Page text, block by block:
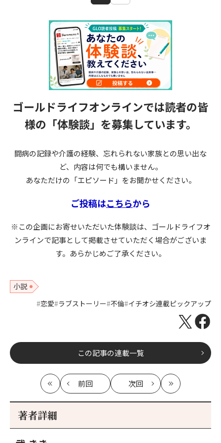
ゴールドライフオンラインでは読者の皆
様の 「体験談」を募集しています。
闘病の記録や介護の経験、忘れられない家族との思い出な
ど、内容は何でも構いません。
あなただけの「エピソード」をお聞かせください。
ご投稿はこちらから
※この企画にお寄せいただいた体験談は、ゴールドライフオ
ンラインで記事として掲載させていただく場合がございま
す。あらかじめご了承ください。
小説
恋愛 ラブストーリー 不倫 イチオシ連載ピックアップ
この記事の連載一覧
最
初
前回
記
次回
記
最
新
著者詳細